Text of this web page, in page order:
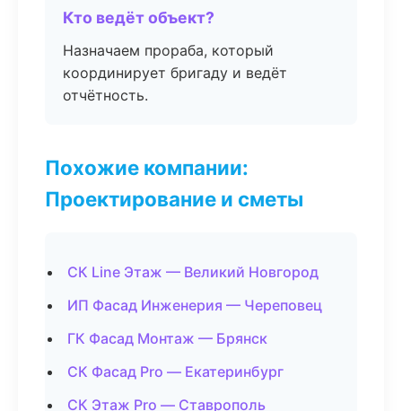
Кто ведёт объект?
Назначаем прораба, который
координирует бригаду и ведёт
отчётность.
Похожие компании:
Проектирование и сметы
СК Line Этаж — Великий Новгород
ИП Фасад Инженерия — Череповец
ГК Фасад Монтаж — Брянск
СК Фасад Pro — Екатеринбург
СК Этаж Pro — Ставрополь